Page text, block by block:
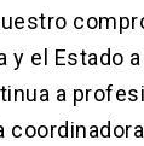
y el Estado
a